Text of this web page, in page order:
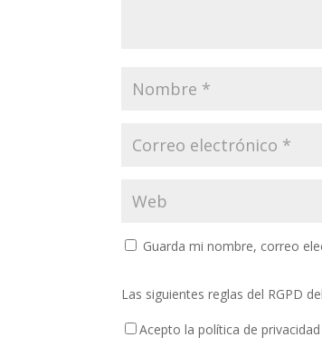
Guarda mi nombre, correo
Las siguientes reglas del RGPD
Acepto la política de privacidad